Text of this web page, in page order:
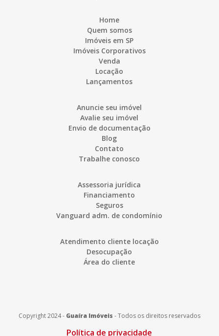
Home
Quem somos
Imóveis em SP
Imóveis Corporativos
Venda
Locação
Lançamentos
Anuncie seu imóvel
Avalie seu imóvel
Envio de documentação
Blog
Contato
Trabalhe conosco
Assessoria jurídica
Financiamento
Seguros
Vanguard adm. de condomínio
Atendimento cliente locação
Desocupação
Área do cliente
Copyright 2024 - Guaíra Imóveis -Todos os direitos reservados
Política de privacidade